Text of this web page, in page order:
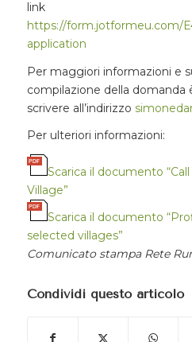
link
https://form.jotformeu.com/
application
Per maggiori informazioni e
compilazione della domanda
scrivere all’indirizzo
Per ulteriori informazioni:
Scarica il documento
Village”
Scarica il documento
selected villages”
Comunicato stampa Rete
Condividi questo articolo